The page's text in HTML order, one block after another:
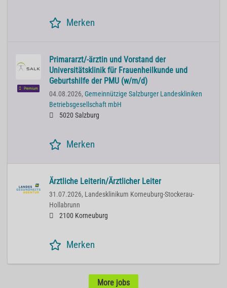
Merken
Premium
Primararzt/-ärztin und Vorstand der
Universitätsklinik für Frauenheilkunde und
Geburtshilfe der PMU (w/m/d)
04.08.2026, Gemeinnützige Salzburger Landeskliniken
Betriebsgesellschaft mbH
5020 Salzburg
Merken
Ärztliche Leiterin/Ärztlicher Leiter
31.07.2026, Landesklinikum Korneuburg-Stockerau-
Hollabrunn
2100 Korneuburg
Merken
More jobs